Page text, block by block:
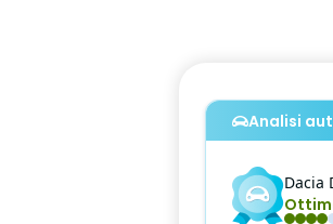
Analisi
Dacia